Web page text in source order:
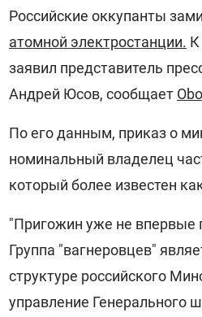
Российские оккупанты
атомной электростанции. К
заявил представитель
Андрей Юсов, сообщает
По его данным, приказ о
номинальный владелец
который более известен
"Пригожин уже не впервые
Группа "вагнеровцев"
структуре российского
управление Генерального